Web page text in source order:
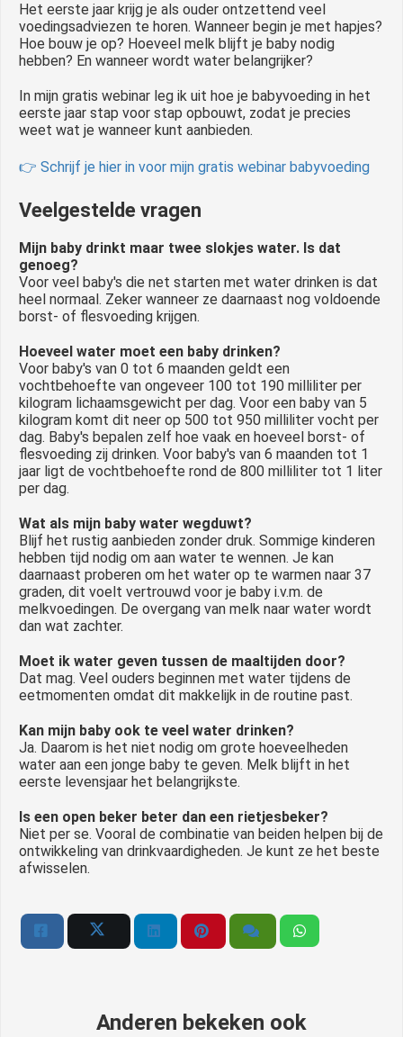
Het eerste jaar krijg je als ouder ontzettend veel
voedingsadviezen te horen. Wanneer begin je met hapjes?
Hoe bouw je op? Hoeveel melk blijft je baby nodig
hebben? En wanneer wordt water belangrijker?
In mijn gratis webinar leg ik uit hoe je babyvoeding in het
eerste jaar stap voor stap opbouwt, zodat je precies
weet wat je wanneer kunt aanbieden.
👉 Schrijf je hier in voor mijn gratis webinar babyvoeding
Veelgestelde vragen
Mijn baby drinkt maar twee slokjes water. Is dat
genoeg?
Voor veel baby's die net starten met water drinken is dat
heel normaal. Zeker wanneer ze daarnaast nog voldoende
borst- of flesvoeding krijgen.
Hoeveel water moet een baby drinken?
Voor baby's van 0 tot 6 maanden geldt een
vochtbehoefte van ongeveer 100 tot 190 milliliter per
kilogram lichaamsgewicht per dag. Voor een baby van 5
kilogram komt dit neer op 500 tot 950 milliliter vocht per
dag. Baby's bepalen zelf hoe vaak en hoeveel borst- of
flesvoeding zij drinken. Voor baby's van 6 maanden tot 1
jaar ligt de vochtbehoefte rond de 800 milliliter tot 1 liter
per dag.
Wat als mijn baby water wegduwt?
Blijf het rustig aanbieden zonder druk. Sommige kinderen
hebben tijd nodig om aan water te wennen. Je kan
daarnaast proberen om het water op te warmen naar 37
graden, dit voelt vertrouwd voor je baby i.v.m. de
melkvoedingen. De overgang van melk naar water wordt
dan wat zachter.
Moet ik water geven tussen de maaltijden door?
Dat mag. Veel ouders beginnen met water tijdens de
eetmomenten omdat dit makkelijk in de routine past.
Kan mijn baby ook te veel water drinken?
Ja. Daarom is het niet nodig om grote hoeveelheden
water aan een jonge baby te geven. Melk blijft in het
eerste levensjaar het belangrijkste.
Is een open beker beter dan een rietjesbeker?
Niet per se. Vooral de combinatie van beiden helpen bij de
ontwikkeling van drinkvaardigheden. Je kunt ze het beste
afwisselen.
Anderen bekeken ook